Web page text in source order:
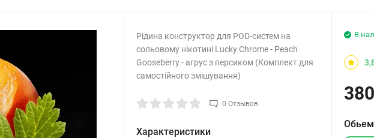
Рідина конструктор для POD-систем на
сольовому нікотині Lucky Chrome - Peach
Gooseberry - агрус з персиком (Комплект для
самостійного змішування)
0 Отзывов
Характеристики
В